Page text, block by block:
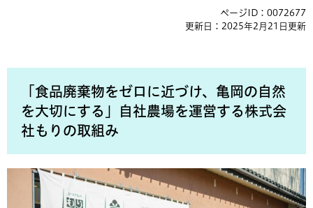
ページID：0072677
更新日：2025年2月21日更新
「食品廃棄物をゼロに近づけ、亀岡の自然
を大切にする」自社農場を運営する株式会
社もりの取組み